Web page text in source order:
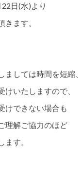
日(水)より
きます。
ましては時間を短縮、
けいたしますので、
けできない場合も
理解ご協力のほど
ます。